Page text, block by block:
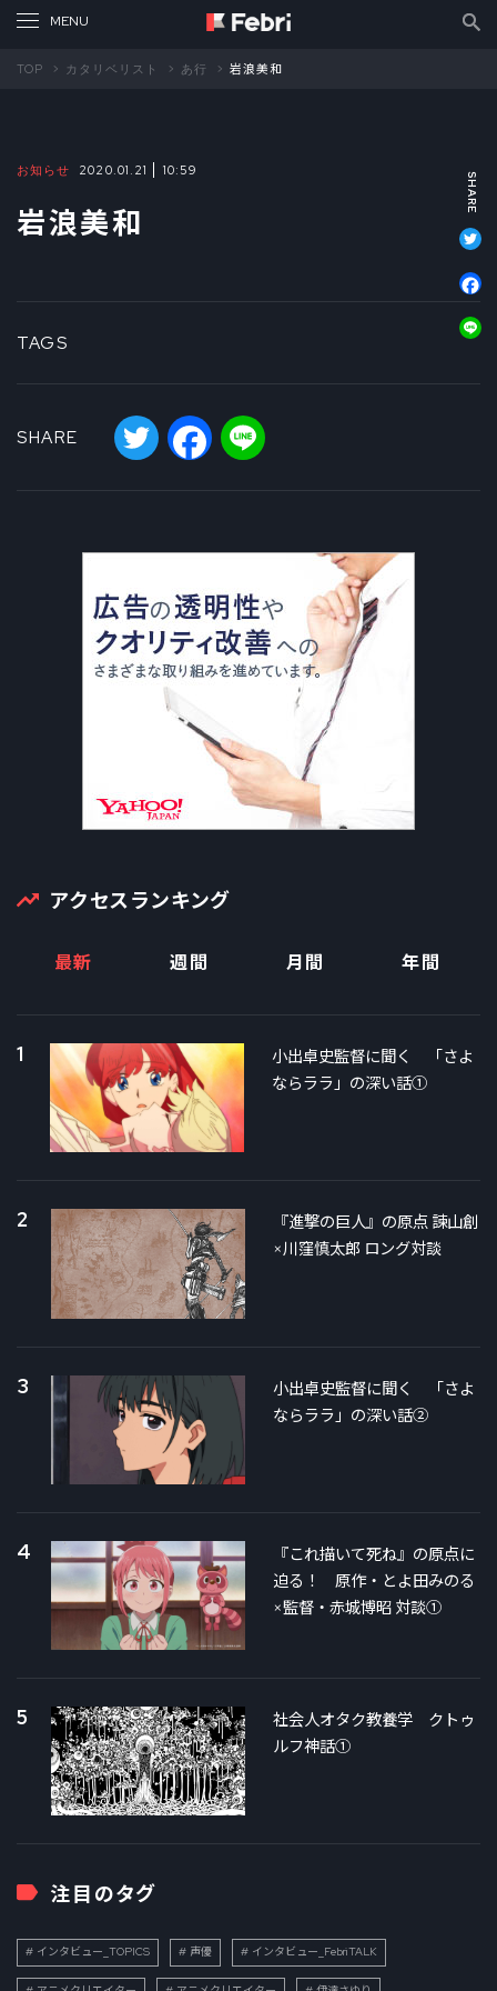
TOP カタリベリスト あ行 岩浪美和
お知らせ 2020.01.21 10:59
岩浪美和
TAGS
SHARE
Twitter Facebook
アクセスランキング
最新 週間 月間 年間
1
小出卓史監督に聞く 「さよ
ならララ」の深い話①
2
『進撃の巨人』の原点 諫山創
×川窪慎太郎 ロング対談
3
小出卓史監督に聞く 「さよ
ならララ」の深い話②
4
『これ描いて死ね』の原点に
迫る！ 原作・とよ田みのる
×監督・赤城博昭 対談①
5
社会人オタク教養学 クトゥ
ルフ神話①
注目のタグ
インタビュー_TOPICS 声優 インタビュー_FebriTALK